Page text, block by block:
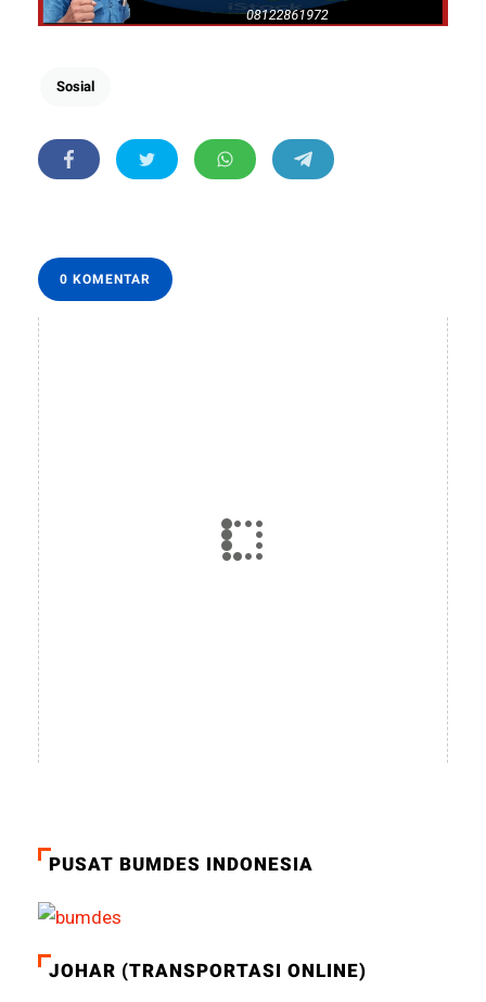
Sosial
0 KOMENTAR
PUSAT BUMDES INDONESIA
JOHAR (TRANSPORTASI ONLINE)